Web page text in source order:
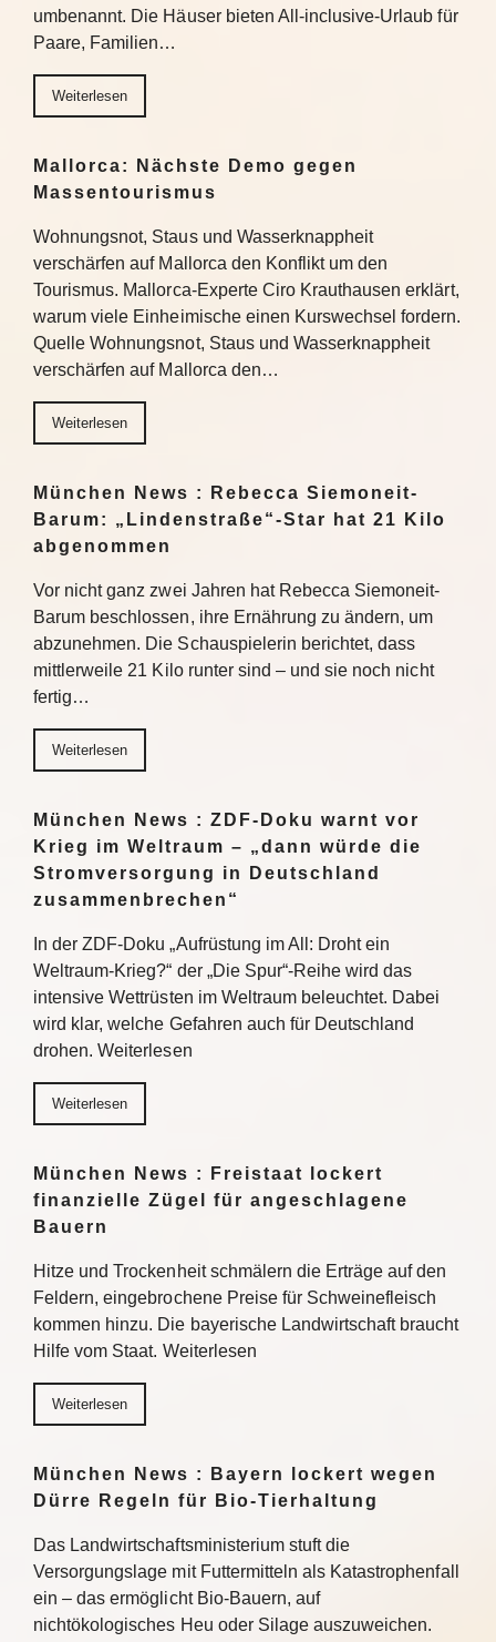
umbenannt. Die Häuser bieten All-inclusive-Urlaub für
Paare, Familien…
Weiterlesen
Mallorca: Nächste Demo gegen
Massentourismus
Wohnungsnot, Staus und Wasserknappheit
verschärfen auf Mallorca den Konflikt um den
Tourismus. Mallorca-Experte Ciro Krauthausen erklärt,
warum viele Einheimische einen Kurswechsel fordern.
Quelle Wohnungsnot, Staus und Wasserknappheit
verschärfen auf Mallorca den…
Weiterlesen
München News : Rebecca Siemoneit-
Barum: „Lindenstraße“-Star hat 21 Kilo
abgenommen
Vor nicht ganz zwei Jahren hat Rebecca Siemoneit-
Barum beschlossen, ihre Ernährung zu ändern, um
abzunehmen. Die Schauspielerin berichtet, dass
mittlerweile 21 Kilo runter sind – und sie noch nicht
fertig…
Weiterlesen
München News : ZDF-Doku warnt vor
Krieg im Weltraum – „dann würde die
Stromversorgung in Deutschland
zusammenbrechen“
In der ZDF-Doku „Aufrüstung im All: Droht ein
Weltraum-Krieg?“ der „Die Spur“-Reihe wird das
intensive Wettrüsten im Weltraum beleuchtet. Dabei
wird klar, welche Gefahren auch für Deutschland
drohen. Weiterlesen
Weiterlesen
München News : Freistaat lockert
finanzielle Zügel für angeschlagene
Bauern
Hitze und Trockenheit schmälern die Erträge auf den
Feldern, eingebrochene Preise für Schweinefleisch
kommen hinzu. Die bayerische Landwirtschaft braucht
Hilfe vom Staat. Weiterlesen
Weiterlesen
München News : Bayern lockert wegen
Dürre Regeln für Bio-Tierhaltung
Das Landwirtschaftsministerium stuft die
Versorgungslage mit Futtermitteln als Katastrophenfall
ein – das ermöglicht Bio-Bauern, auf
nichtökologisches Heu oder Silage auszuweichen.